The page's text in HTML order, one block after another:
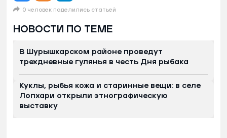
0 человек поделились статьей
НОВОСТИ ПО ТЕМЕ
В Шурышкарском районе проведут
трехдневные гулянья в честь Дня рыбака
Куклы, рыбья кожа и старинные вещи: в селе
Лопхари открыли этнографическую
выставку